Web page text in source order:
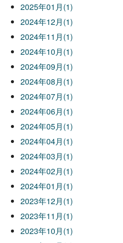
2025年01月(1)
2024年12月(1)
2024年11月(1)
2024年10月(1)
2024年09月(1)
2024年08月(1)
2024年07月(1)
2024年06月(1)
2024年05月(1)
2024年04月(1)
2024年03月(1)
2024年02月(1)
2024年01月(1)
2023年12月(1)
2023年11月(1)
2023年10月(1)